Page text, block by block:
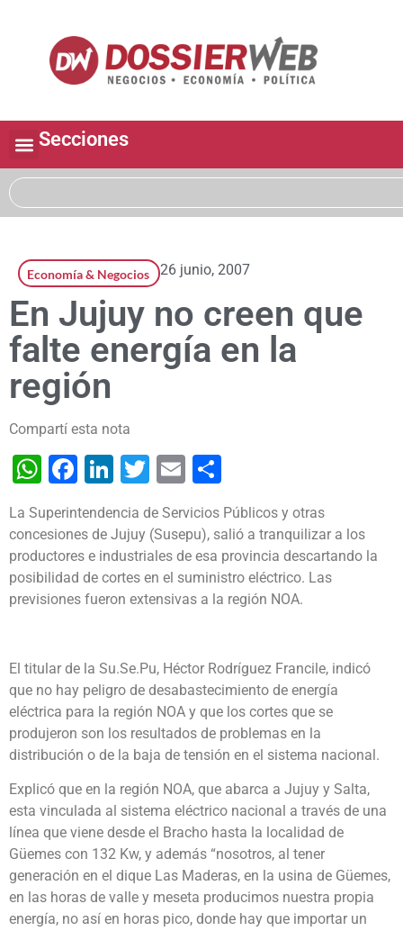
Secciones
Economía & Negocios 26 junio, 2007
En Jujuy no creen que
falte energía en la
región
Compartí esta nota
WhatsApp
Facebook
LinkedIn
Twitter
Email
La Superintendencia de Servicios Públicos y otras
concesiones de Jujuy (Susepu), salió a tranquilizar a los
productores e industriales de esa provincia descartando la
posibilidad de cortes en el suministro eléctrico. Las
previsiones fueron extensivas a la región NOA.
El titular de la Su.Se.Pu, Héctor Rodríguez Francile, indicó
que no hay peligro de desabastecimiento de energía
eléctrica para la región NOA y que los cortes que se
produjeron son los resultados de problemas en la
distribución o de la baja de tensión en el sistema nacional.
Explicó que en la región NOA, que abarca a Jujuy y Salta,
esta vinculada al sistema eléctrico nacional a través de una
línea que viene desde el Bracho hasta la localidad de
Güemes con 132 Kw, y además “nosotros, al tener
generación en el dique Las Maderas, en la usina de Güemes,
en las horas de valle y meseta producimos nuestra propia
energía, no así en horas pico, donde hay que importar un